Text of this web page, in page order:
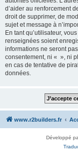
d’aider au renforcement
droit de supprimer, de
sujet et message à
En tant qu’utilisateur,
renseignées soient
informations ne seront
consentement, ni « », ni
en cas de tentative de
données.
www.r2builders.fr
Développé